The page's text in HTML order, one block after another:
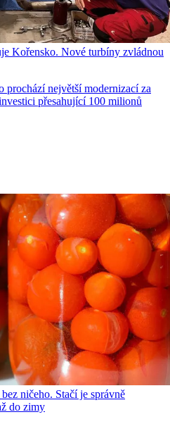
Kořensko. Nové turbíny zvládnou
největší modernizací za
přesahující 100 milionů
ničeho. Stačí je správně
do zimy